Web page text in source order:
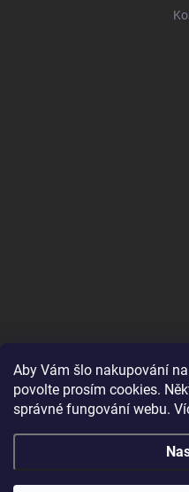
Aby Vám šlo nakupování
povolte prosím cookies.
správné fungování webu.